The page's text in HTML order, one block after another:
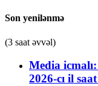
Son yenilənmə
(3 saat əvvəl)
Media
2026-cı il